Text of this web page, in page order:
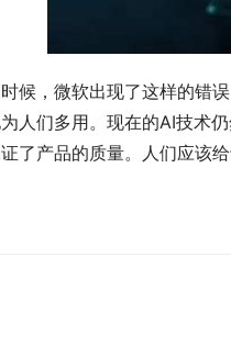
候，微软出现了这样的错
人们多用。现在的AI技术
了产品的质量。人们应该